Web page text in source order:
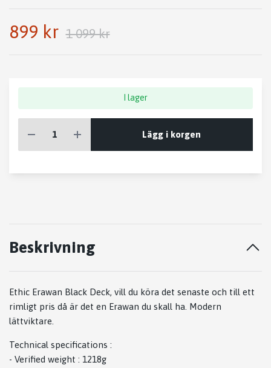
899 kr 1 099 kr
I lager
Lägg i korgen
Beskrivning
Ethic Erawan Black Deck, vill du köra det senaste och till ett
rimligt pris då är det en Erawan du skall ha. Modern
lättviktare.
Technical specifications :
- Verified weight : 1218g